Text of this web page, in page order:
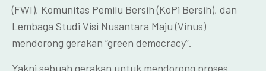
(FWI), Komunitas Pemilu Bersih (KoPi Bersih), dan
Lembaga Studi Visi Nusantara Maju (Vinus)
mendorong gerakan “green democracy”.
Yakni sebuah gerakan untuk mendorong proses